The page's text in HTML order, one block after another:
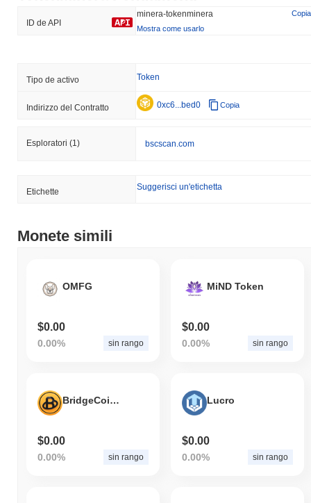
ID de API
minera-tokenminera
Copia
Mostra come usarlo
Tipo de activo Token
Indirizzo del Contratto 0xc6...bed0 Copia
Esploratori (1) bscscan.com
Etichette Suggerisci un'etichetta
Monete simili
OMFG
$0.00
0.00% sin rango
MiND Token
$0.00
0.00% sin rango
BridgeCoin Finance
$0.00
0.00% sin rango
Lucro
$0.00
0.00% sin rango